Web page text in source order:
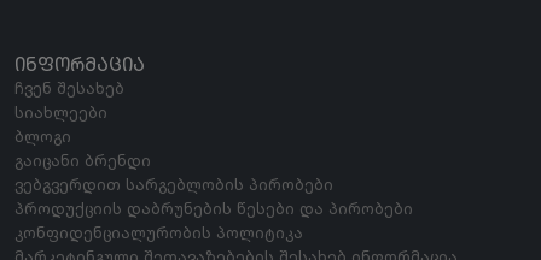
ᲘᲜᲤᲝᲠᲛᲐᲪᲘᲐ
ჩვენ შესახებ
სიახლეები
ბლოგი
გაიცანი ბრენდი
ვებგვერდით სარგებლობის პირობები
პროდუქციის დაბრუნების წესები და პირობები
კონფიდენციალურობის პოლიტიკა
მარკეტინგული შეთავაზებების შესახებ ინფორმაცია